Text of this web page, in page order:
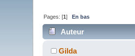
Pages: [1]En bas
Auteur
Gilda